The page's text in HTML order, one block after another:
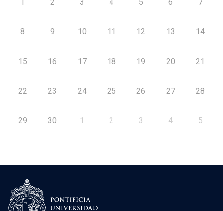
1 2 3 4 5 6 7
8 9 10 11 12 13 14
15 16 17 18 19 20 21
22 23 24 25 26 27 28
29 30 1 2 3 4 5